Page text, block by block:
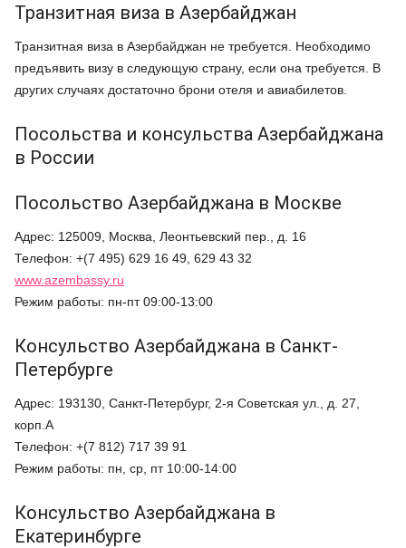
Транзитная виза в Азербайджан
Транзитная виза в Азербайджан не требуется. Необходимо
предъявить визу в следующую страну, если она требуется. В
других случаях достаточно брони отеля и авиабилетов.
Посольства и консульства Азербайджана
в России
Посольство Азербайджана в Москве
Адрес: 125009, Москва, Леонтьевский пер., д. 16
Телефон: +(7 495) 629 16 49, 629 43 32
www.azembassy.ru
Режим работы: пн-пт 09:00-13:00
Консульство Азербайджана в Санкт-
Петербурге
Адрес: 193130, Санкт-Петербург, 2-я Советская ул., д. 27,
корп.А
Телефон: +(7 812) 717 39 91
Режим работы: пн, ср, пт 10:00-14:00
Консульство Азербайджана в
Екатеринбурге